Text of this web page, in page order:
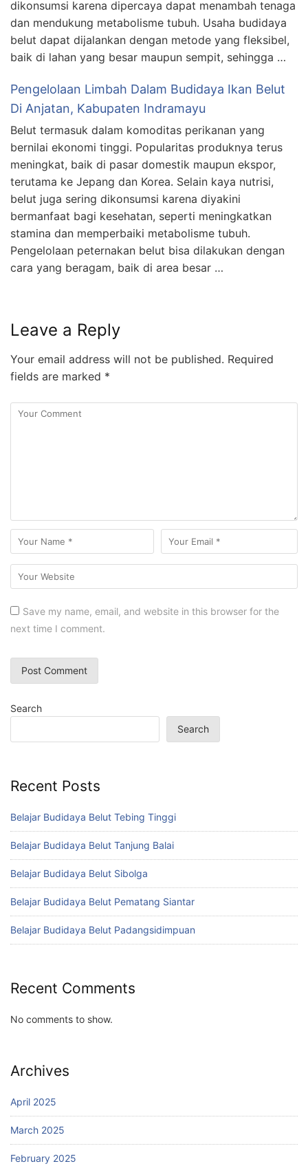
dikonsumsi karena dipercaya dapat menambah tenaga
dan mendukung metabolisme tubuh. Usaha budidaya
belut dapat dijalankan dengan metode yang fleksibel,
baik di lahan yang besar maupun sempit, sehingga …
Pengelolaan Limbah Dalam Budidaya Ikan Belut
Di Anjatan, Kabupaten Indramayu
Belut termasuk dalam komoditas perikanan yang
bernilai ekonomi tinggi. Popularitas produknya terus
meningkat, baik di pasar domestik maupun ekspor,
terutama ke Jepang dan Korea. Selain kaya nutrisi,
belut juga sering dikonsumsi karena diyakini
bermanfaat bagi kesehatan, seperti meningkatkan
stamina dan memperbaiki metabolisme tubuh.
Pengelolaan peternakan belut bisa dilakukan dengan
cara yang beragam, baik di area besar …
Leave a Reply
Your email address will not be published. Required
fields are marked *
Save my name, email, and website in this browser for the
next time I comment.
Search
Search
Recent Posts
Belajar Budidaya Belut Tebing Tinggi
Belajar Budidaya Belut Tanjung Balai
Belajar Budidaya Belut Sibolga
Belajar Budidaya Belut Pematang Siantar
Belajar Budidaya Belut Padangsidimpuan
Recent Comments
No comments to show.
Archives
April 2025
March 2025
February 2025